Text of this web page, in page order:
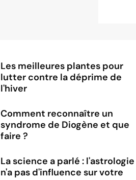
Les meilleures plantes pour
lutter contre la déprime de
l'hiver
Comment reconnaître un
syndrome de Diogène et que
faire ?
La science a parlé : l'astrologie
n'a pas d'influence sur votre